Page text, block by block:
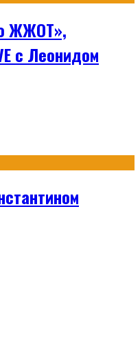
ЖЖОТ»,
с Леонидом